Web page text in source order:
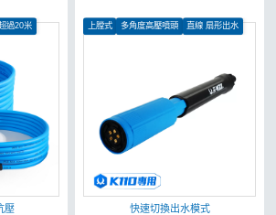
過20米
壓
上膛式 多角度高壓噴頭 直線 扇形出水
快速切換出水模式